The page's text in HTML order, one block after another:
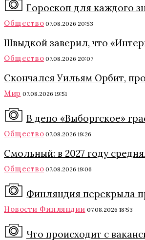
Гороскоп для каждого
Общество 07.08.2026 20:53
Швыдкой заверил, что
Общество 07.08.2026 20:07
Скончался Уильям Орбит,
Мир 07.08.2026 19:51
В депо «Выборгское»
Общество 07.08.2026 19:26
Смольный: в 2027 году
Общество 07.08.2026 19:06
Финляндия перекрыла
Новости Финляндии 07.08.2026 18:53
Что происходит с